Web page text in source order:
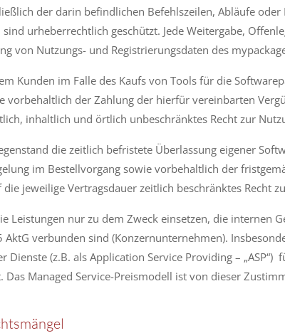
der darin befindlichen Befehlszeilen, Abläufe
urheberrechtlich geschützt. Jede Weitergabe,
von Nutzungs- und Registrierungsdaten des
Kunden im Falle des Kaufs von Tools für die
vorbehaltlich der Zahlung der hierfür vereinbarten
inhaltlich und örtlich unbeschränktes Recht zur
die zeitlich befristete Überlassung eigener
im Bestellvorgang sowie vorbehaltlich der
jeweilige Vertragsdauer zeitlich beschränktes Recht
Leistungen nur zu dem Zweck einsetzen, die
AktG verbunden sind (Konzernunternehmen).
Dienste (z.B. als Application Service Providing –
Das Managed Service-Preismodell ist von dieser